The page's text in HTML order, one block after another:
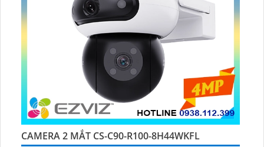
CAMERA 2 MẮT CS-C90-R100-8H44WKFL